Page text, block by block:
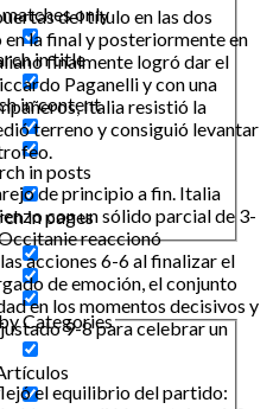
only
in title
in content
in posts
in pages
Categories
del título en las dos
la final y posteriormente en
finalmente logró dar el
Paganelli y con una
Italia resistió la
terreno y consiguió levantar
de principio a fin. Italia
con un sólido parcial de 3-
reaccionó
acciones 6-6 al finalizar el
de emoción, el conjunto
en los momentos decisivos y
9-8 para celebrar un
el equilibrio del partido: